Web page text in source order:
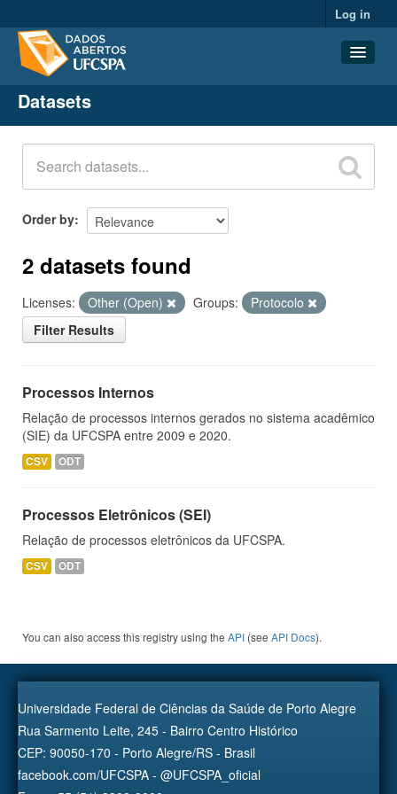
Log in
Datasets
Organizations
Groups
About
Datasets
Order by
2 datasets found
Licenses: Other (Open) Groups:
Protocolo
Filter Results
Processos Internos
Relação de processos internos gerados no sistema acadêmico
(SIE) da UFCSPA entre 2009 e 2020.
CSV ODT
Processos Eletrônicos (SEI)
Relação de processos eletrônicos da UFCSPA.
CSV ODT
You can also access this registry using the API (see API Docs).
Universidade Federal de Ciências da Saúde de Porto Alegre
Rua Sarmento Leite, 245 - Bairro Centro Histórico
CEP: 90050-170 - Porto Alegre/RS - Brasil
facebook.com/UFCSPA - @UFCSPA_oficial